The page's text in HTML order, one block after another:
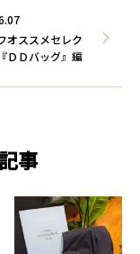
オススメセレク
ＤＤバッグ』編
事